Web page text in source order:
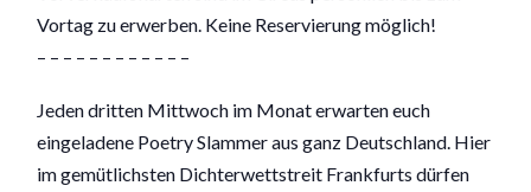
Vortag zu erwerben. Keine Reservierung möglich!
– – – – – – – – – – – –
Jeden dritten Mittwoch im Monat erwarten euch
eingeladene Poetry Slammer aus ganz Deutschland. Hier
im gemütlichsten Dichterwettstreit Frankfurts dürfen